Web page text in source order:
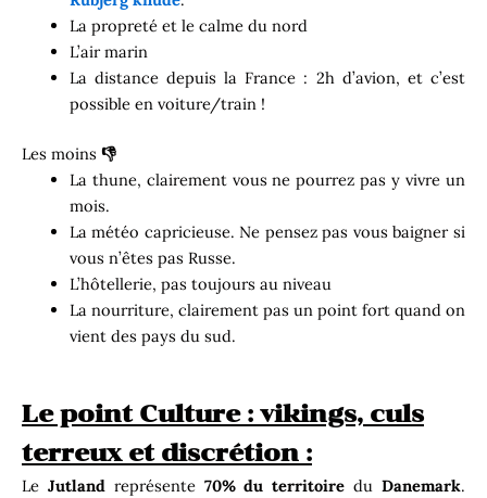
La propreté et le calme du nord
L’air marin
La distance depuis la France : 2h d’avion, et c’est
possible en voiture/train !
Les moins 👎
La thune, clairement vous ne pourrez pas y vivre un
mois.
La météo capricieuse. Ne pensez pas vous baigner si
vous n’êtes pas Russe.
L’hôtellerie, pas toujours au niveau
La nourriture, clairement pas un point fort quand on
vient des pays du sud.
Le point Culture : vikings, culs
terreux et discrétion :
Le Jutlandreprésente 70% du territoire duDanemark.